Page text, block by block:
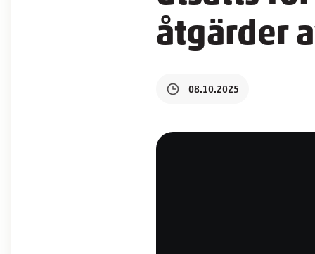
åtgärder
08.10.2025